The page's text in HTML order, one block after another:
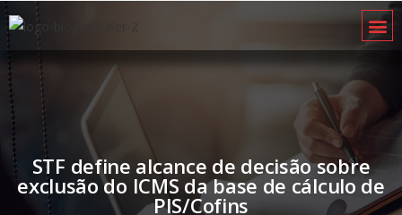
STF define alcance de decisão sobre
exclusão do ICMS da base de cálculo de
PIS/Cofins